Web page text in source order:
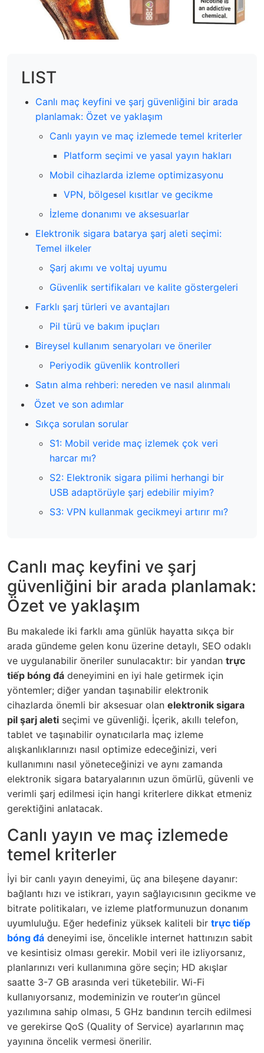
LIST
Canlı maç keyfini ve şarj güvenliğini bir arada
planlamak: Özet ve yaklaşım
Canlı yayın ve maç izlemede temel kriterler
Platform seçimi ve yasal yayın hakları
Mobil cihazlarda izleme optimizasyonu
VPN, bölgesel kısıtlar ve gecikme
İzleme donanımı ve aksesuarlar
Elektronik sigara batarya şarj aleti seçimi:
Temel ilkeler
Şarj akımı ve voltaj uyumu
Güvenlik sertifikaları ve kalite göstergeleri
Farklı şarj türleri ve avantajları
Pil türü ve bakım ipuçları
Bireysel kullanım senaryoları ve öneriler
Periyodik güvenlik kontrolleri
Satın alma rehberi: nereden ve nasıl alınmalı
Özet ve son adımlar
Sıkça sorulan sorular
S1: Mobil veride maç izlemek çok veri
harcar mı?
S2: Elektronik sigara pilimi herhangi bir
USB adaptörüyle şarj edebilir miyim?
S3: VPN kullanmak gecikmeyi artırır mı?
Canlı maç keyfini ve şarj
güvenliğini bir arada planlamak:
Özet ve yaklaşım
Bu makalede iki farklı ama günlük hayatta sıkça bir
arada gündeme gelen konu üzerine detaylı, SEO odaklı
ve uygulanabilir öneriler sunulacaktır: bir yandan trực
tiếp bóng đá deneyimini en iyi hale getirmek için
yöntemler; diğer yandan taşınabilir elektronik
cihazlarda önemli bir aksesuar olan elektronik sigara
pil şarj aleti seçimi ve güvenliği. İçerik, akıllı telefon,
tablet ve taşınabilir oynatıcılarla maç izleme
alışkanlıklarınızı nasıl optimize edeceğinizi, veri
kullanımını nasıl yöneteceğinizi ve aynı zamanda
elektronik sigara bataryalarının uzun ömürlü, güvenli ve
verimli şarj edilmesi için hangi kriterlere dikkat etmeniz
gerektiğini anlatacak.
Canlı yayın ve maç izlemede
temel kriterler
İyi bir canlı yayın deneyimi, üç ana bileşene dayanır:
bağlantı hızı ve istikrarı, yayın sağlayıcısının gecikme ve
bitrate politikaları, ve izleme platformunuzun donanım
uyumluluğu. Eğer hedefiniz yüksek kaliteli bir trực tiếp
bóng đá deneyimi ise, öncelikle internet hattınızın sabit
ve kesintisiz olması gerekir. Mobil veri ile izliyorsanız,
planlarınızı veri kullanımına göre seçin; HD akışlar
saatte 3-7 GB arasında veri tüketebilir. Wi-Fi
kullanıyorsanız, modeminizin ve router’ın güncel
yazılımına sahip olması, 5 GHz bandının tercih edilmesi
ve gerekirse QoS (Quality of Service) ayarlarının maç
yayınına öncelik vermesi önerilir.